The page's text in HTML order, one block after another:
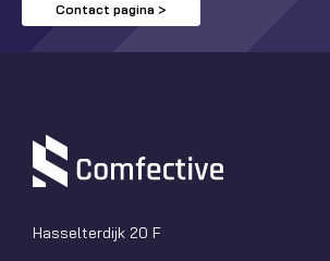
Contact pagina >
Hasselterdijk 20 F